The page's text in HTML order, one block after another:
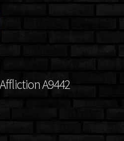
A9442